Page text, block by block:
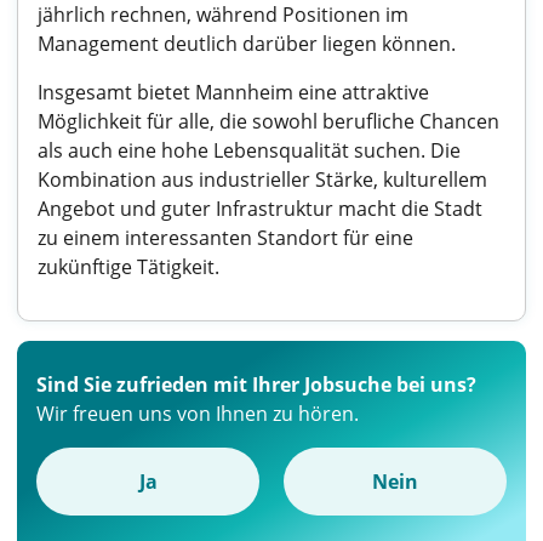
jährlich rechnen, während Positionen im
Management deutlich darüber liegen können.
Insgesamt bietet Mannheim eine attraktive
Möglichkeit für alle, die sowohl berufliche Chancen
als auch eine hohe Lebensqualität suchen. Die
Kombination aus industrieller Stärke, kulturellem
Angebot und guter Infrastruktur macht die Stadt
zu einem interessanten Standort für eine
zukünftige Tätigkeit.
Sind Sie zufrieden mit Ihrer Jobsuche bei uns?
Wir freuen uns von Ihnen zu hören.
Ja Nein